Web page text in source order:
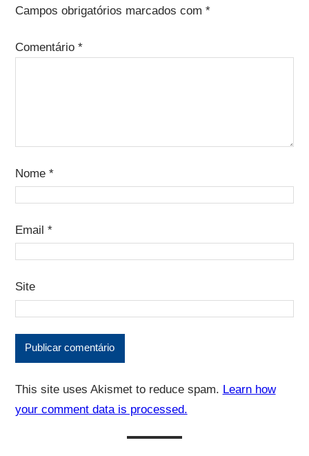
Campos obrigatórios marcados com *
Comentário *
Nome *
Email *
Site
This site uses Akismet to reduce spam. Learn how
your comment data is processed.